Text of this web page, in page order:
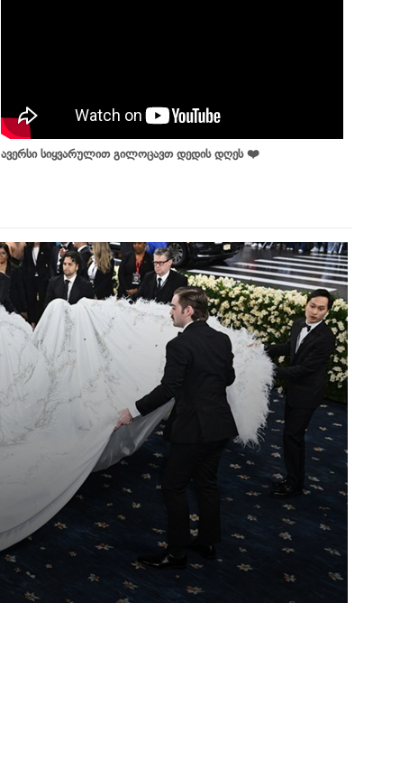
ავერსი სიყვარულით გილოცავთ დედის დღეს ❤️